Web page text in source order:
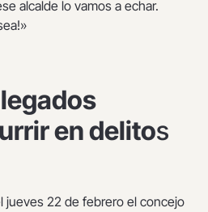
alcalde lo vamos a echar.
en delitos
jueves 22 de febrero el concejo